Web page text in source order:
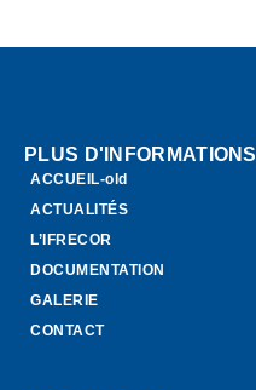
PLUS D'INFORMATIONS
ACCUEIL-old
ACTUALITÉS
L’IFRECOR
DOCUMENTATION
GALERIE
CONTACT